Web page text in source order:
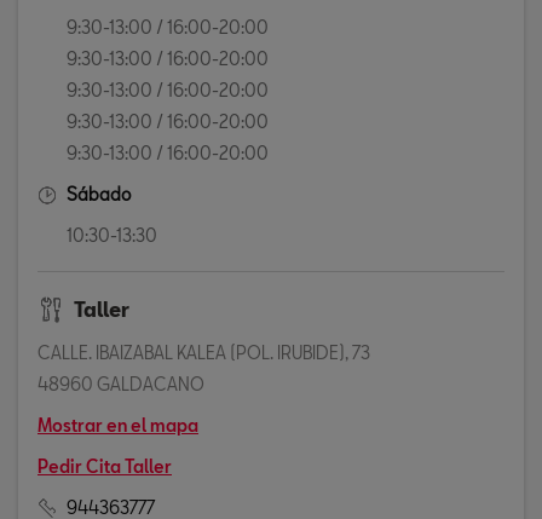
9:30-13:00 / 16:00-20:00
9:30-13:00 / 16:00-20:00
9:30-13:00 / 16:00-20:00
9:30-13:00 / 16:00-20:00
9:30-13:00 / 16:00-20:00
Sábado
10:30-13:30
Taller
CALLE. IBAIZABAL KALEA (POL. IRUBIDE), 73
48960 GALDACANO
Mostrar en el mapa
Pedir Cita Taller
944363777